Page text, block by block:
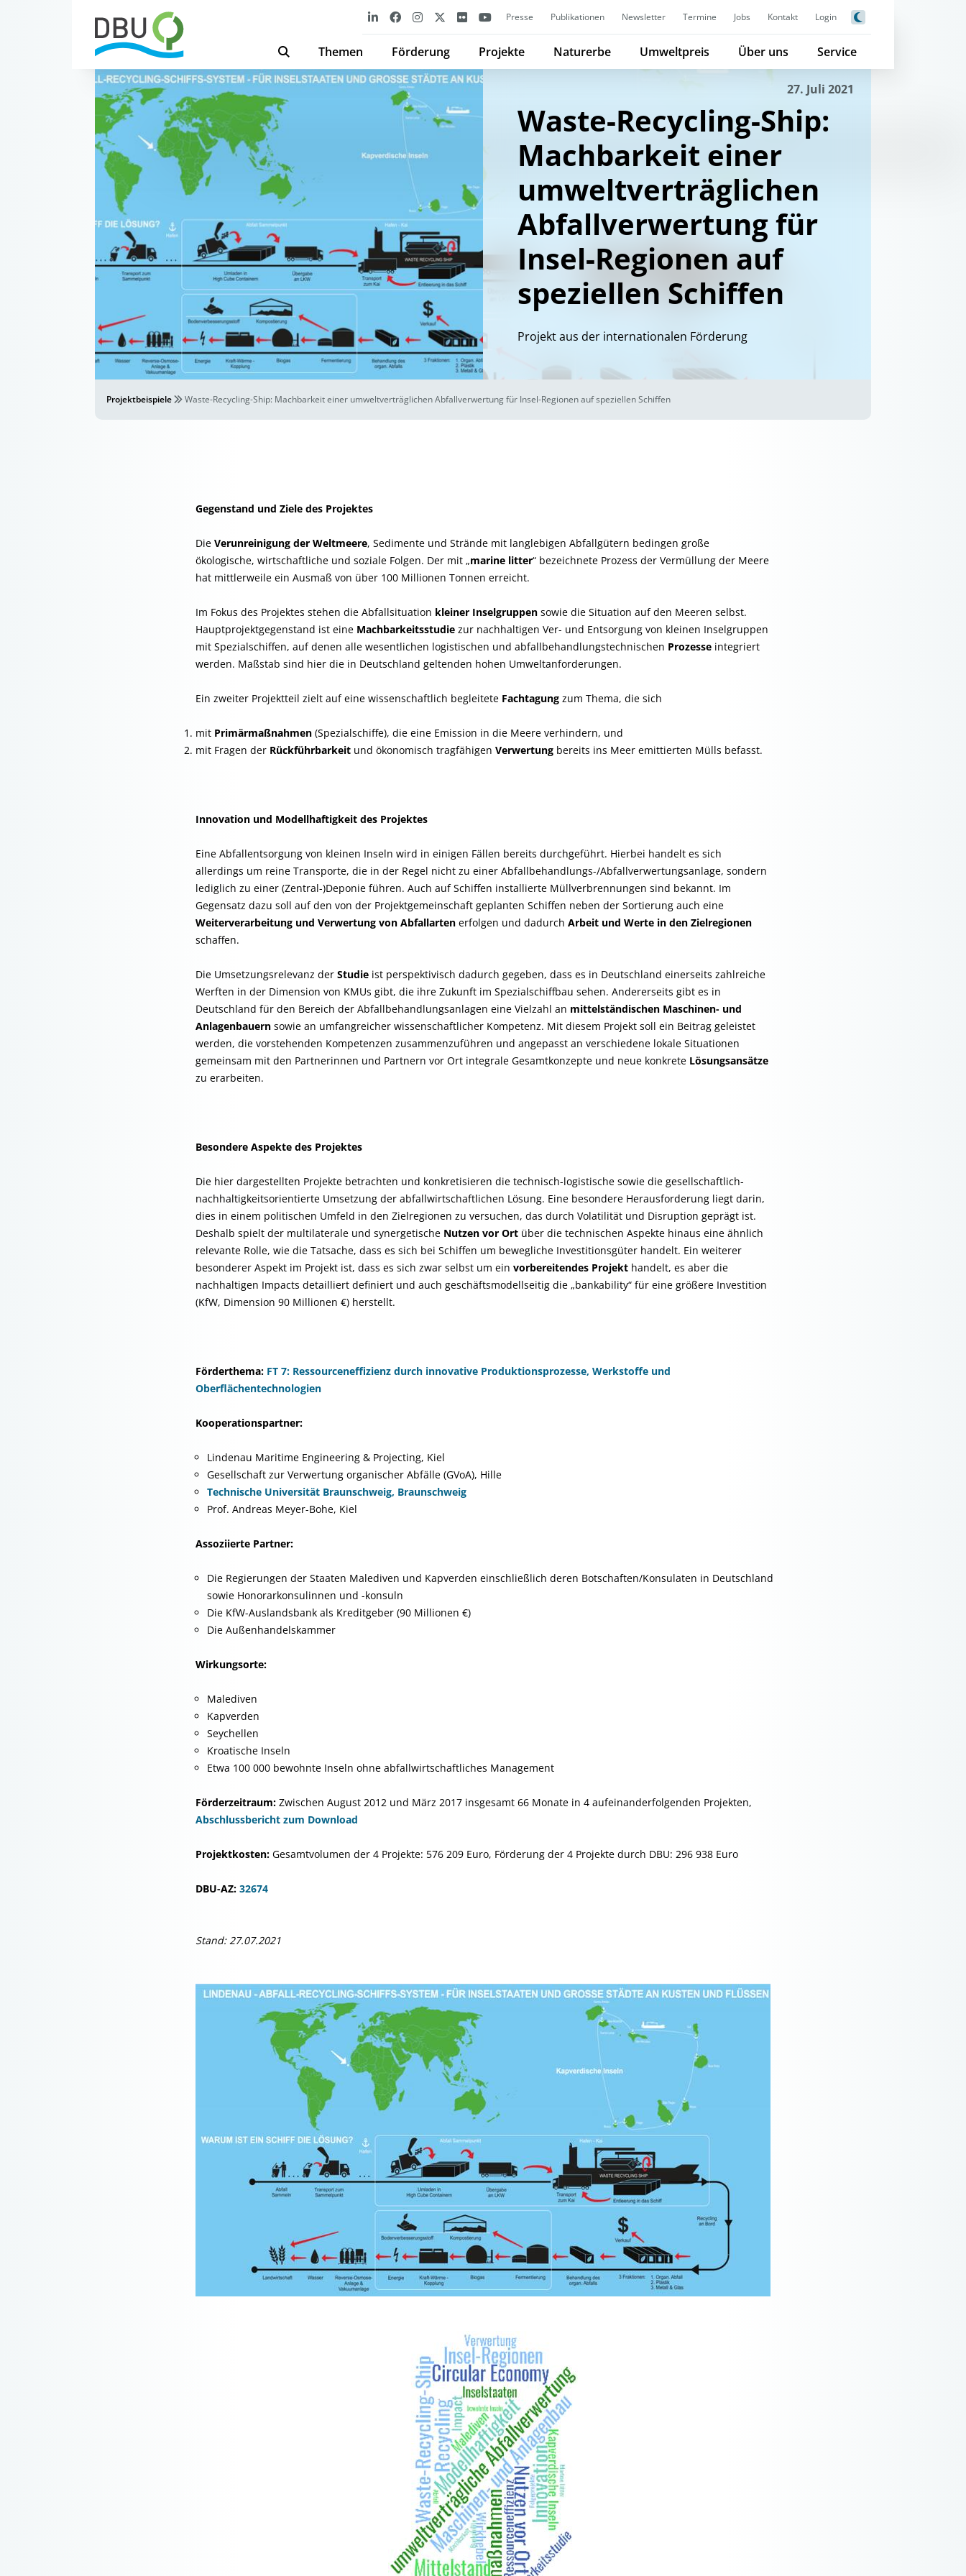
Presse Publikationen Newsletter Termine Jobs Kontakt Login
Themen Förderung Projekte Naturerbe Umweltpreis Über uns Service
27. Juli 2021
Waste-Recycling-Ship:
Machbarkeit einer
umweltverträglichen
Abfallverwertung für
Insel-Regionen auf
speziellen Schiffen
Projekt aus der internationalen Förderung
Projektbeispiele Waste-Recycling-Ship: Machbarkeit einer umweltverträglichen Abfallverwertung für Insel-Regionen auf speziellen Schiffen
Gegenstand und Ziele des Projektes
Die Verunreinigung der Weltmeere, Sedimente und Strände mit langlebigen Abfallgütern bedingen große
ökologische, wirtschaftliche und soziale Folgen. Der mit „marine litter“ bezeichnete Prozess der Vermüllung der Meere
hat mittlerweile ein Ausmaß von über 100 Millionen Tonnen erreicht.
Im Fokus des Projektes stehen die Abfallsituation kleiner Inselgruppen sowie die Situation auf den Meeren selbst.
Hauptprojektgegenstand ist eine Machbarkeitsstudie zur nachhaltigen Ver- und Entsorgung von kleinen Inselgruppen
mit Spezialschiffen, auf denen alle wesentlichen logistischen und abfallbehandlungstechnischen Prozesse integriert
werden. Maßstab sind hier die in Deutschland geltenden hohen Umweltanforderungen.
Ein zweiter Projektteil zielt auf eine wissenschaftlich begleitete Fachtagung zum Thema, die sich
mit Primärmaßnahmen (Spezialschiffe), die eine Emission in die Meere verhindern, und
mit Fragen der Rückführbarkeit und ökonomisch tragfähigen Verwertung bereits ins Meer emittierten Mülls befasst.
Innovation und Modellhaftigkeit des Projektes
Eine Abfallentsorgung von kleinen Inseln wird in einigen Fällen bereits durchgeführt. Hierbei handelt es sich
allerdings um reine Transporte, die in der Regel nicht zu einer Abfallbehandlungs-/Abfallverwertungsanlage, sondern
lediglich zu einer (Zentral-)Deponie führen. Auch auf Schiffen installierte Müllverbrennungen sind bekannt. Im
Gegensatz dazu soll auf den von der Projektgemeinschaft geplanten Schiffen neben der Sortierung auch eine
Weiterverarbeitung und Verwertung von Abfallarten erfolgen und dadurch Arbeit und Werte in den Zielregionen
schaffen.
Die Umsetzungsrelevanz der Studie ist perspektivisch dadurch gegeben, dass es in Deutschland einerseits zahlreiche
Werften in der Dimension von KMUs gibt, die ihre Zukunft im Spezialschiffbau sehen. Andererseits gibt es in
Deutschland für den Bereich der Abfallbehandlungsanlagen eine Vielzahl an mittelständischen Maschinen- und
Anlagenbauern sowie an umfangreicher wissenschaftlicher Kompetenz. Mit diesem Projekt soll ein Beitrag geleistet
werden, die vorstehenden Kompetenzen zusammenzuführen und angepasst an verschiedene lokale Situationen
gemeinsam mit den Partnerinnen und Partnern vor Ort integrale Gesamtkonzepte und neue konkrete Lösungsansätze
zu erarbeiten.
Besondere Aspekte des Projektes
Die hier dargestellten Projekte betrachten und konkretisieren die technisch-logistische sowie die gesellschaftlich-
nachhaltigkeitsorientierte Umsetzung der abfallwirtschaftlichen Lösung. Eine besondere Herausforderung liegt darin,
dies in einem politischen Umfeld in den Zielregionen zu versuchen, das durch Volatilität und Disruption geprägt ist.
Deshalb spielt der multilaterale und synergetische Nutzen vor Ort über die technischen Aspekte hinaus eine ähnlich
relevante Rolle, wie die Tatsache, dass es sich bei Schiffen um bewegliche Investitionsgüter handelt. Ein weiterer
besonderer Aspekt im Projekt ist, dass es sich zwar selbst um ein vorbereitendes Projekt handelt, es aber die
nachhaltigen Impacts detailliert definiert und auch geschäftsmodellseitig die „bankability“ für eine größere Investition
(KfW, Dimension 90 Millionen €) herstellt.
Förderthema: FT 7: Ressourceneffizienz durch innovative Produktionsprozesse, Werkstoffe und
Oberflächentechnologien
Kooperationspartner:
Lindenau Maritime Engineering & Projecting, Kiel
Gesellschaft zur Verwertung organischer Abfälle (GVoA), Hille
Technische Universität Braunschweig, Braunschweig
Prof. Andreas Meyer-Bohe, Kiel
Assoziierte Partner:
Die Regierungen der Staaten Malediven und Kapverden einschließlich deren Botschaften/Konsulaten in Deutschland
sowie Honorarkonsulinnen und -konsuln
Die KfW-Auslandsbank als Kreditgeber (90 Millionen €)
Die Außenhandelskammer
Wirkungsorte:
Malediven
Kapverden
Seychellen
Kroatische Inseln
Etwa 100 000 bewohnte Inseln ohne abfallwirtschaftliches Management
Förderzeitraum: Zwischen August 2012 und März 2017 insgesamt 66 Monate in 4 aufeinanderfolgenden Projekten,
Abschlussbericht zum Download
Projektkosten: Gesamtvolumen der 4 Projekte: 576 209 Euro, Förderung der 4 Projekte durch DBU: 296 938 Euro
DBU-AZ: 32674
Stand: 27.07.2021